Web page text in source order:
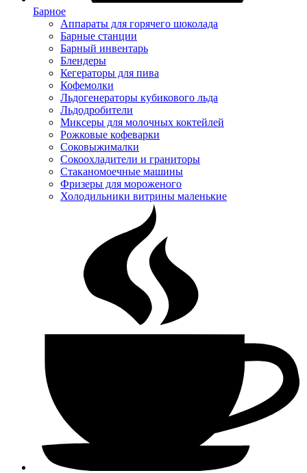
Барное
Аппараты для горячего шоколада
Барные станции
Барный инвентарь
Блендеры
Кегераторы для пива
Кофемолки
Льдогенераторы кубикового льда
Льдодробители
Миксеры для молочных коктейлей
Рожковые кофеварки
Соковыжималки
Сокоохладители и граниторы
Стаканомоечные машины
Фризеры для мороженого
Холодильники витрины маленькие